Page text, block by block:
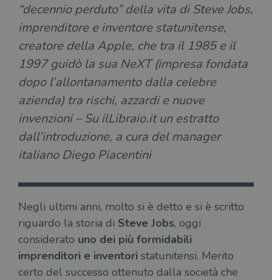
“decennio perduto” della vita di Steve Jobs,
imprenditore e inventore statunitense,
creatore della Apple, che tra il 1985 e il
1997 guidò la sua NeXT (impresa fondata
dopo l’allontanamento dalla celebre
azienda) tra rischi, azzardi e nuove
invenzioni – Su ilLibraio.it un estratto
dall’introduzione, a cura del manager
italiano Diego Piacentini
Negli ultimi anni, molto si è detto e si è scritto
riguardo la storia di Steve Jobs, oggi
considerato uno dei più formidabili
imprenditori e inventori statunitensi. Merito
certo del successo ottenuto dalla società che